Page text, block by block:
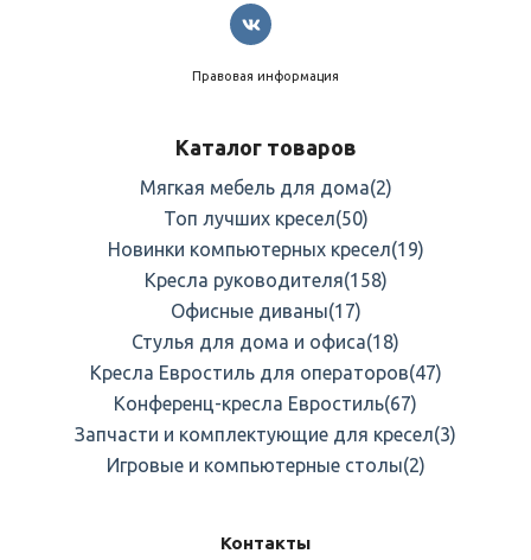
Правовая информация
Каталог товаров
Мягкая мебель для дома(2)
Топ лучших кресел(50)
Новинки компьютерных кресел(19)
Кресла руководителя(158)
Офисные диваны(17)
Стулья для дома и офиса(18)
Кресла Евростиль для операторов(47)
Конференц-кресла Евростиль(67)
Запчасти и комплектующие для кресел(3)
Игровые и компьютерные столы(2)
Контакты